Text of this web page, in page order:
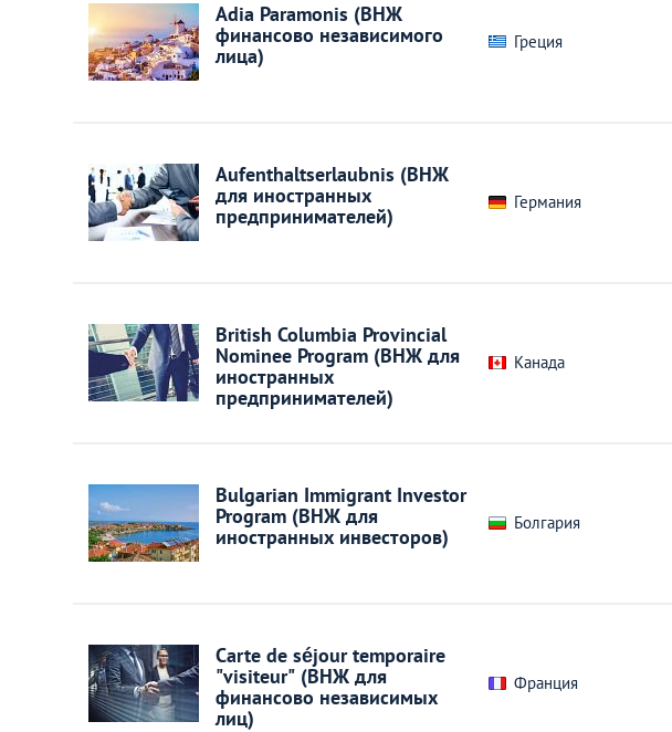
Великобритания
Германия
Греция
Казахстан
Канада
Латвия
Мальта
Польша
Adia Paramonis (ВНЖ
финансово независимого
лица)
Греция
Aufenthaltserlaubnis (ВНЖ
для иностранных
предпринимателей)
Германия
British Columbia Provincial
Nominee Program (ВНЖ для
иностранных
предпринимателей)
Канада
Bulgarian Immigrant Investor
Program (ВНЖ для
иностранных инвесторов)
Болгария
Carte de séjour temporaire
"visiteur" (ВНЖ для
финансово независимых
лиц)
Франция